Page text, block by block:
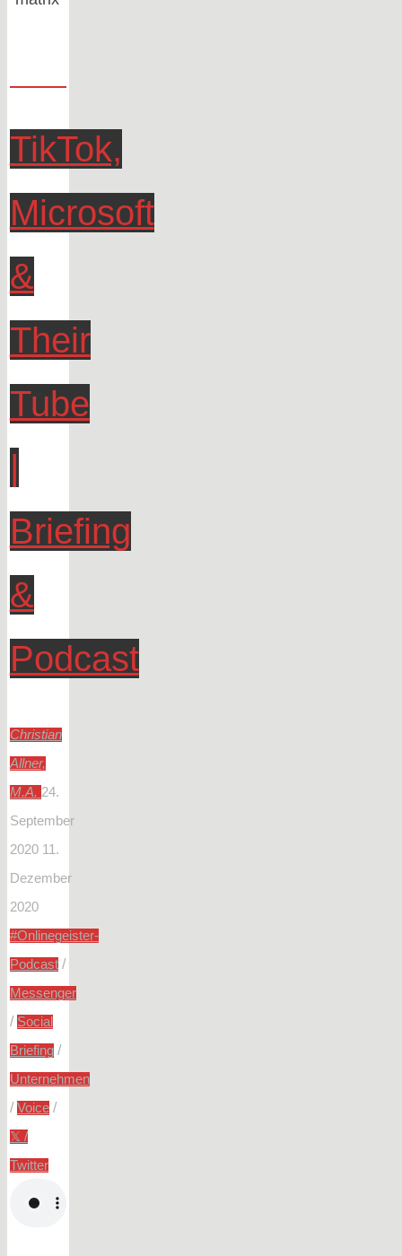
TikTok,
Microsoft
&
Their
Tube
|
Briefing
&
Podcast
Christian
Allner,
M.A. 24.
September
2020 11.
Dezember
2020
#Onlinegeister-
Podcast/
Messenger
/ Social
Briefing/
Unternehmen
/Voice/
𝕏 /
Twitter